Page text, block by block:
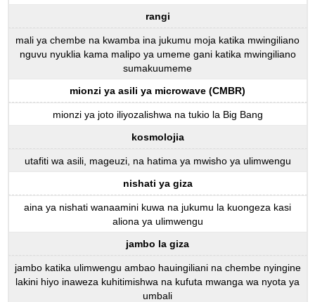
rangi
mali ya chembe na kwamba ina jukumu moja katika mwingiliano
nguvu nyuklia kama malipo ya umeme gani katika mwingiliano
sumakuumeme
mionzi ya asili ya microwave (CMBR)
mionzi ya joto iliyozalishwa na tukio la Big Bang
kosmolojia
utafiti wa asili, mageuzi, na hatima ya mwisho ya ulimwengu
nishati ya giza
aina ya nishati wanaamini kuwa na jukumu la kuongeza kasi
aliona ya ulimwengu
jambo la giza
jambo katika ulimwengu ambao hauingiliani na chembe nyingine
lakini hiyo inaweza kuhitimishwa na kufuta mwanga wa nyota ya
umbali